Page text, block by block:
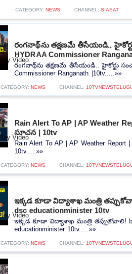
CATEGORY: NEWS CHANNEL: SIASAT
రంగనాథ్‎ను తక్షణమే తీసేయండి..
HYDRAA Commissioner
రంగనాథ్‎ను తక్షణమే తీసేయండి.. హై‎కోర్టు
Commissioner Ranganath |10tv.....»»
CATEGORY: NEWS CHANNEL:
Rain Alert To AP | AP Weather
సూచన | 10tv
Rain Alert To AP | AP Weather Report
10tv.....»»
CATEGORY: NEWS CHANNEL:
ఇక్కడ కూడా విద్యాశాఖ మంత్రి
dsc educationminister 10tv
ఇక్కడ కూడా విద్యాశాఖ మంత్రి తప్పుకోవాలి!
educationminister 10tv.....»»
CATEGORY: NEWS CHANNEL: